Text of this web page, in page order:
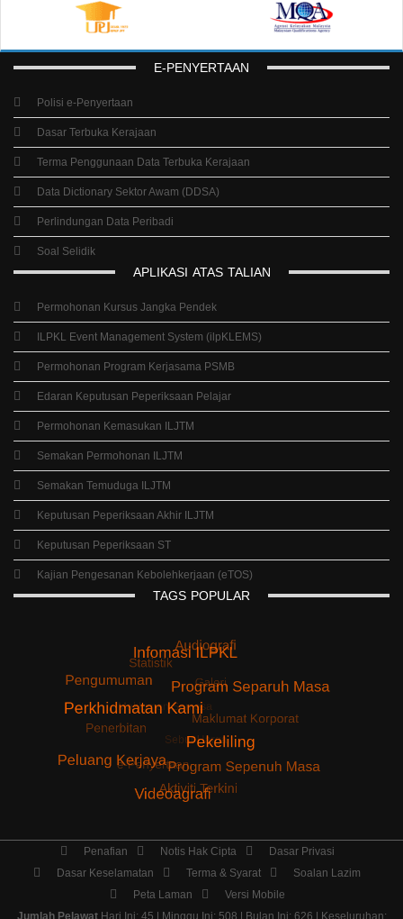
E-PENYERTAAN
Polisi e-Penyertaan
Dasar Terbuka Kerajaan
Terma Penggunaan Data Terbuka Kerajaan
Data Dictionary Sektor Awam (DDSA)
Perlindungan Data Peribadi
Soal Selidik
APLIKASI ATAS TALIAN
Permohonan Kursus Jangka Pendek
ILPKL Event Management System (ilpKLEMS)
Permohonan Program Kerjasama PSMB
Edaran Keputusan Peperiksaan Pelajar
Permohonan Kemasukan ILJTM
Semakan Permohonan ILJTM
Semakan Temuduga ILJTM
Keputusan Peperiksaan Akhir ILJTM
Keputusan Peperiksaan ST
Kajian Pengesanan Kebolehkerjaan (eTOS)
TAGS POPULAR
Penafian Notis Hak Cipta
Dasar Privasi
Dasar Keselamatan
Terma & Syarat
Soalan Lazim
Peta Laman
Versi Mobile
Jumlah PelawatHari Ini: 45 | Minggu Ini: 508 | Bulan Ini: 626 | Keseluruhan: